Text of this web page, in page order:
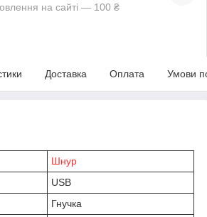
на сайті — 100 ₴
Доставка Оплата Умови
Шнур
USB
Гнучка